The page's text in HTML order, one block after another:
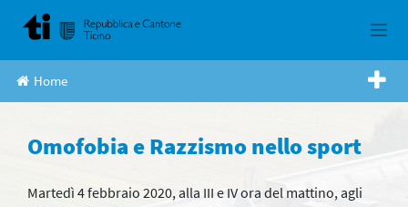
Home
Omofobia e Razzismo nello sport
Martedì 4 febbraio 2020, alla III e IV ora del mattino, agli